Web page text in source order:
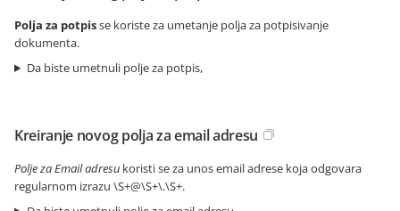
Polja za potpisse koriste za umetanje polja za potpisivanje
dokumenta.
Da biste umetnuli polje za potpis,
Kreiranje novog polja za email adresu
Polje za Email adresu koristi se za unos email adrese koja odgovara
regularnom izrazu \S+@\S+\.\S+.